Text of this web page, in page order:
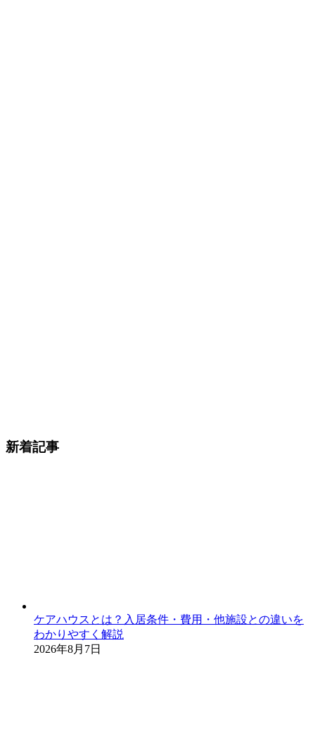
新着記事
ケアハウスとは？入居条件・費用・他施設との違いを
わかりやすく解説
2026年8月7日